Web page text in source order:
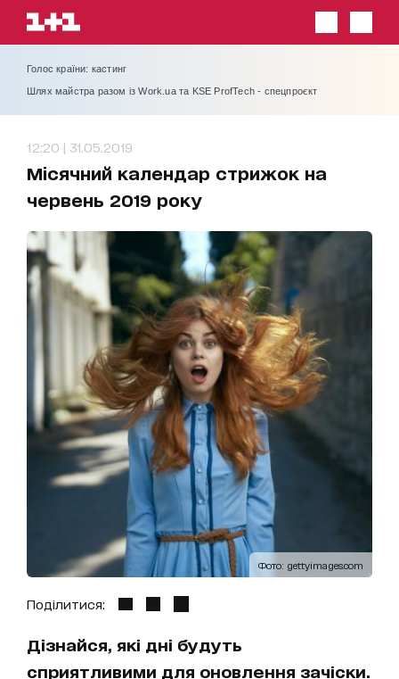
Голос країни: кастинг
Шлях майстра разом із Work.ua та KSE ProfTech - спецпроєкт
12:20 | 31.05.2019
Місячний календар стрижок на
червень 2019 року
Фото: gettyimages.com
Поділитися:
Дізнайся, які дні будуть
сприятливими для оновлення зачіски.